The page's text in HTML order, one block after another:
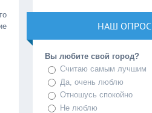
НАШ ОПРОС
Вы любите свой город?
Считаю самым лучшим
Да, очень люблю
Отношусь спокойно
Не люблю